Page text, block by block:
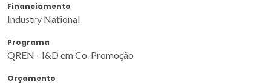
Financiamento
Industry National
Programa
QREN - I&D em Co-Promoção
Orçamento